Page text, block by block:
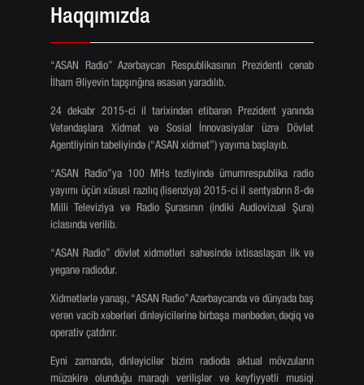
Haqqımızda
“ASAN Radio” Azərbaycan Respublikasının Prezidenti cənab
İlham Əliyevin tapşırığına əsasən yaradılıb.
24 dekabr 2015-ci il tarixindən etibarən Prezident yanında
Vətəndaşlara Xidmət və Sosial İnnovasiyalar üzrə Dövlət
Agentliyinin tabeliyində (“ASAN xidmət”) yayıma başlayıb.
“ASAN Radio”ya 100 MHs tezliyində ümumrespublika radio
yayımı üçün xüsusi razılıq (lisenziya) 2015-ci il sentyabrın 8-də
Milli Televiziya və Radio Şurasının (indiki Audiovizual Şura)
iclasında verilib.
“ASAN Radio” dövlət xidmətləri sahəsində ixtisaslaşan ilk və
yeganə radiodur.
Xidmətlərlə yanaşı, “ASAN Radio” Azərbaycanda və dünyada baş
verən vacib xəbərləri dinləyicilərinə birbaşa mənbədən, dəqiq və
operativ çatdırır.
Eyni zamanda, dinləyicilər bizim radioda aktual mövzuların
müzakirə olunduğu maraqlı verilişlər və keyfiyyətli musiqi